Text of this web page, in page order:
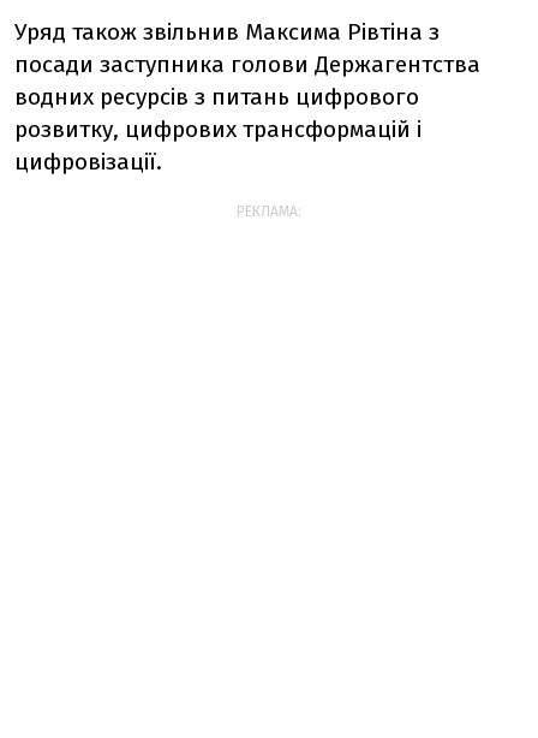
Уряд також звільнив Максима Рівтіна з
посади заступника голови Держагентства
водних ресурсів з питань цифрового
розвитку, цифрових трансформацій і
цифровізації.
РЕКЛАМА: